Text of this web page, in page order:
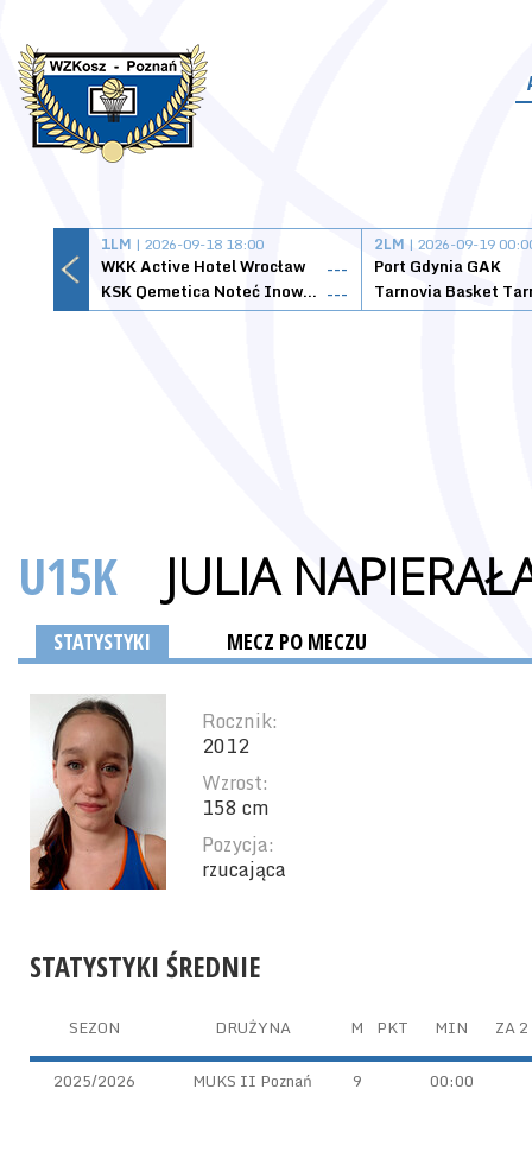
1LM | 2026-09-18 18:00
WKK Active Hotel Wrocław
---
KSK Qemetica Noteć Inowrocław ---
2LM | 2026-09-19
Port Gdynia GAK
U15K JULIA
STATYSTYKI MECZ PO MECZU
Rocznik:
2012
Wzrost:
158 cm
Pozycja:
rzucająca
STATYSTYKI ŚREDNIE
SEZON DRUŻYNA M PKT MIN ZA 2
2025/2026 MUKS II Poznań 9 00:00